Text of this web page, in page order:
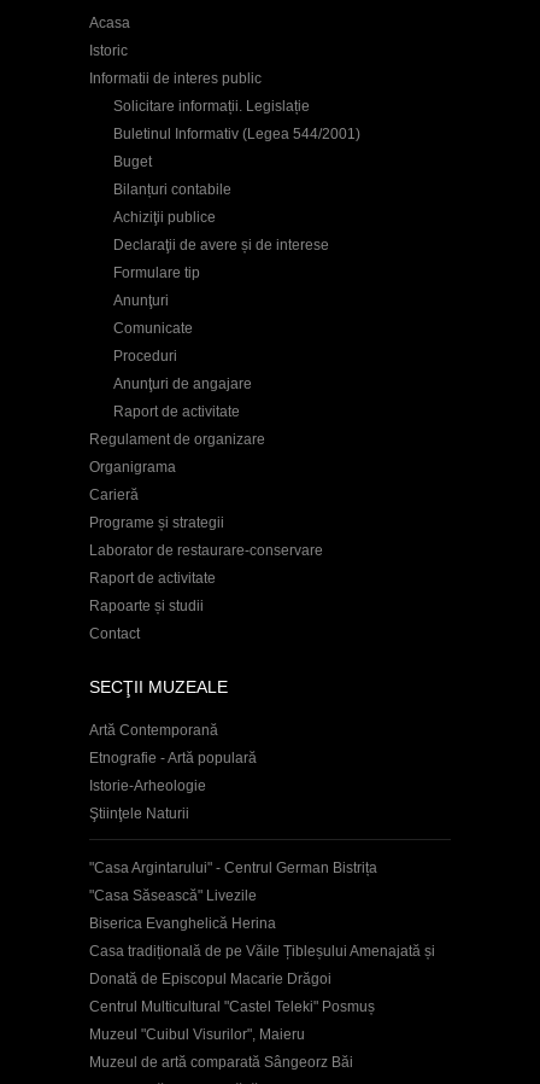
Acasa
Istoric
Informatii de interes public
Solicitare informații. Legislație
Buletinul Informativ (Legea 544/2001)
Buget
Bilanțuri contabile
Achiziţii publice
Declaraţii de avere și de interese
Formulare tip
Anunţuri
Comunicate
Proceduri
Anunţuri de angajare
Raport de activitate
Regulament de organizare
Organigrama
Carieră
Programe și strategii
Laborator de restaurare-conservare
Raport de activitate
Rapoarte și studii
Contact
SECŢII MUZEALE
Artă Contemporană
Etnografie - Artă populară
Istorie-Arheologie
Ştiinţele Naturii
"Casa Argintarului" - Centrul German Bistrița
"Casa Săsească" Livezile
Biserica Evanghelică Herina
Casa tradițională de pe Văile Țibleșului Amenajată și
Donată de Episcopul Macarie Drăgoi
Centrul Multicultural "Castel Teleki" Posmuș
Muzeul "Cuibul Visurilor", Maieru
Muzeul de artă comparată Sângeorz Băi